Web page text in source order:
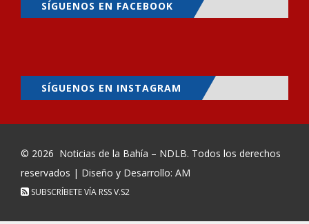
SÍGUENOS EN FACEBOOK
SÍGUENOS EN INSTAGRAM
© 2026 Noticias de la Bahía – NDLB. Todos los derechos
reservados | Diseño y Desarrollo: AM
SUBSCRÍBETE VÍA RSSV.S2